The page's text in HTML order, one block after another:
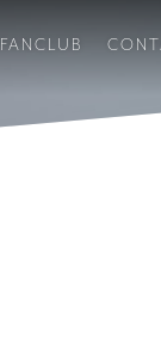
FANCLUB